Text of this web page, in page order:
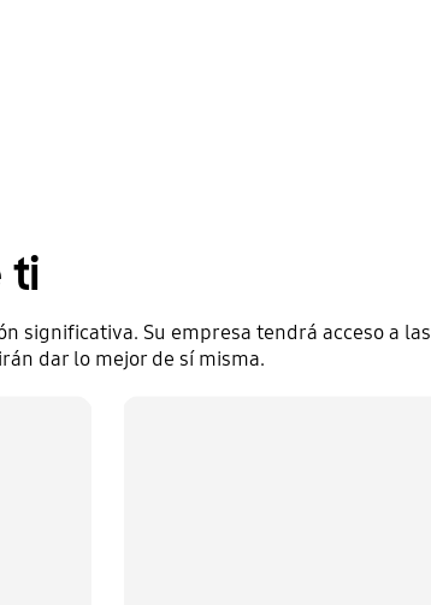
ti
significativa. Su empresa tendrá acceso a las
dar lo mejor de sí misma.